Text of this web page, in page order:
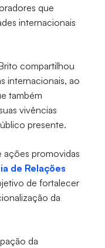
que
internacionais
compartilhou
internacionais, ao
também
vivências
presente.
ações promovidas
de Relações
de fortalecer
da
da